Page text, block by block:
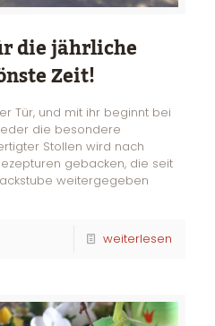
die jährliche
Zeit!
Tür, und mit ihr beginnt bei
die besondere
Stollen wird nach
gebacken, die seit
weitergegeben
weiterlesen